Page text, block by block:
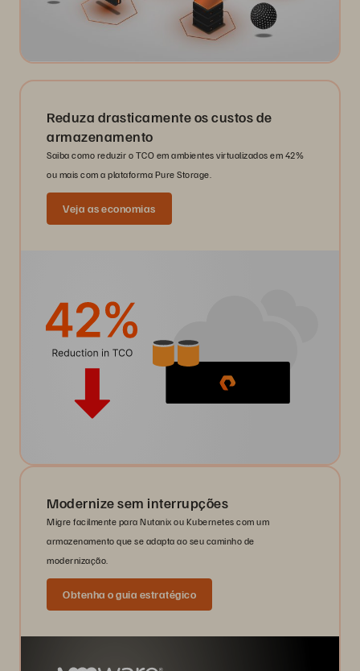
Reduza drasticamente os custos de
armazenamento
Saiba como reduzir o TCO em ambientes virtualizados em 42%
ou mais com a plataforma Pure Storage.
Veja as economias
Modernize sem interrupções
Migre facilmente para Nutanix ou Kubernetes com um
armazenamento que se adapta ao seu caminho de
modernização.
Obtenha o guia estratégico